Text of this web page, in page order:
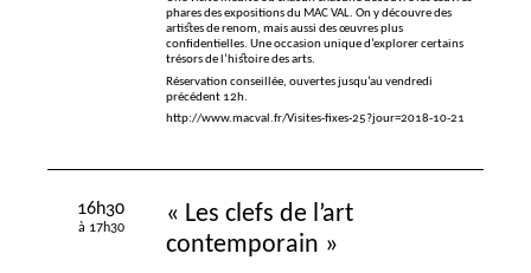
phares des expositions du MACVAL. On y découvre des
artistes de renom, mais aussi des œuvres plus
confidentielles. Une occasion unique d’explorer certains
trésors de l’histoire des arts.
Réservation conseillée, ouvertes jusqu’au vendredi
précédent 12h.
http://www.macval.fr/Visites-fixes-25?jour=2018-10-21
16h30
à 17h30
« Les clefs de l’art
contemporain »